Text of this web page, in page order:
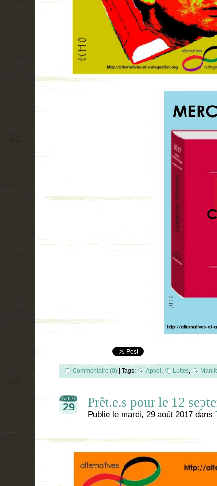
Commentaire (0) Tags: Appel , Luttes,
AOÛT
29 Prêt.e.s pour le 12
Publié le mardi, 29 août 2017 dans